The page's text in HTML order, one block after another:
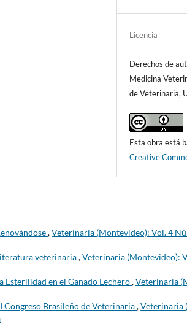
Licencia
Derechos de
Medicina
de Veterinaria,
Esta obra está
Creative
,Veterinaria (Montevideo): Vol. 4
veterinaria,Veterinaria (Montevideo):
Esterilidad en el Ganado Lechero,Veterinaria
Congreso Brasileño de Veterinaria,Veterinaria